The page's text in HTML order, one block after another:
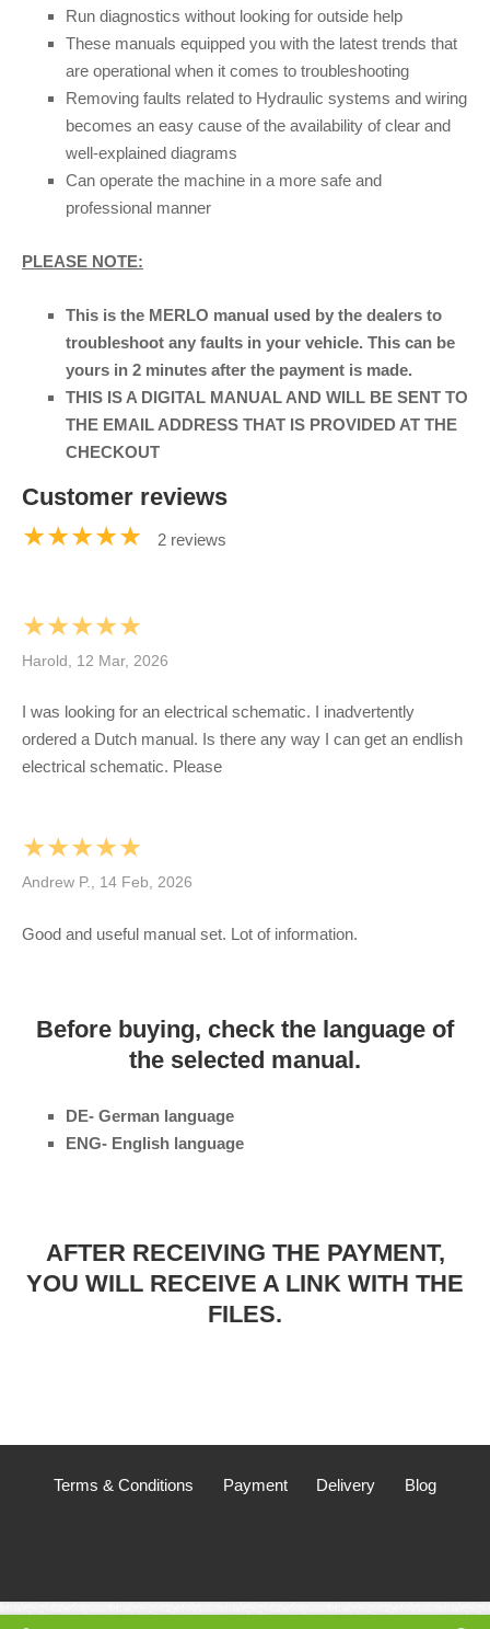
Before buying, check the language of
the selected manual.
DE- German language
ENG- English language
AFTER RECEIVING THE PAYMENT,
YOU WILL RECEIVE A LINK WITH THE
FILES.
Run diagnostics without looking for outside help
These manuals equipped you with the latest trends that
are operational when it comes to troubleshooting
Removing faults related to Hydraulic systems and wiring
becomes an easy cause of the availability of clear and
well-explained diagrams
Can operate the machine in a more safe and
professional manner
PLEASE NOTE:
This is the MERLO manual used by the dealers to
troubleshoot any faults in your vehicle. This can be
yours in 2 minutes after the payment is made.
THIS IS A DIGITAL MANUAL AND WILL BE SENT TO
THE EMAIL ADDRESS THAT IS PROVIDED AT THE
CHECKOUT
Customer reviews
★★★★★ 2 reviews
★★★★★
Harold, 12 Mar, 2026
I was looking for an electrical schematic. I inadvertently
ordered a Dutch manual. Is there any way I can get an endlish
electrical schematic. Please
★★★★★
Andrew P., 14 Feb, 2026
Good and useful manual set. Lot of information.
Terms & Conditions Payment Delivery Blog